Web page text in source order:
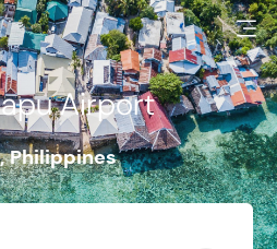
Airport
,Philippines